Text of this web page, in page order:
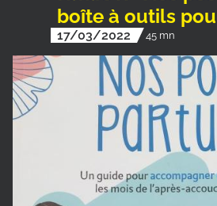
boîte à outils
17/03/2022 45 mn